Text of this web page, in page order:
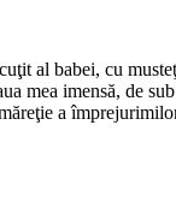
al babei, cu
mea imensă, de
a